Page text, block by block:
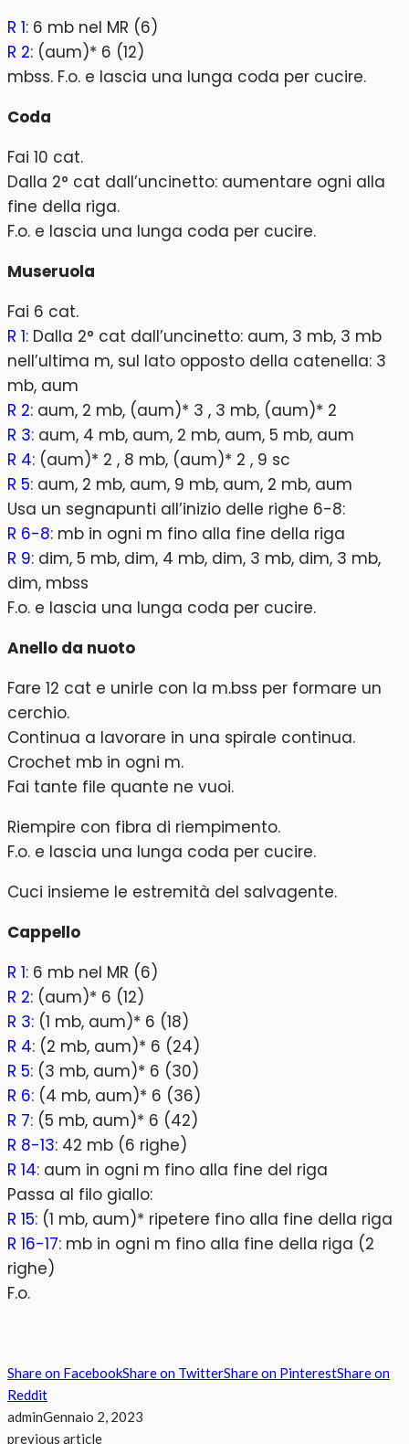
R 1: 6 mb nel MR (6)
R 2: (aum)* 6 (12)
mbss. F.o. e lascia una lunga coda per cucire.
Coda
Fai 10 cat.
Dalla 2° cat dall’uncinetto: aumentare ogni alla
fine della riga.
F.o. e lascia una lunga coda per cucire.
Museruola
Fai 6 cat.
R 1: Dalla 2° cat dall’uncinetto: aum, 3 mb, 3 mb
nell’ultima m, sul lato opposto della catenella: 3
mb, aum
R 2: aum, 2 mb, (aum)* 3 , 3 mb, (aum)* 2
R 3: aum, 4 mb, aum, 2 mb, aum, 5 mb, aum
R 4: (aum)* 2 , 8 mb, (aum)* 2 , 9 sc
R 5: aum, 2 mb, aum, 9 mb, aum, 2 mb, aum
Usa un segnapunti all’inizio delle righe 6-8:
R 6-8: mb in ogni m fino alla fine della riga
R 9: dim, 5 mb, dim, 4 mb, dim, 3 mb, dim, 3 mb,
dim, mbss
F.o. e lascia una lunga coda per cucire.
Anello da nuoto
Fare 12 cat e unirle con la m.bss per formare un
cerchio.
Continua a lavorare in una spirale continua.
Crochet mb in ogni m.
Fai tante file quante ne vuoi.
Riempire con fibra di riempimento.
F.o. e lascia una lunga coda per cucire.
Cuci insieme le estremità del salvagente.
Cappello
R 1: 6 mb nel MR (6)
R 2: (aum)* 6 (12)
R 3: (1 mb, aum)* 6 (18)
R 4: (2 mb, aum)* 6 (24)
R 5: (3 mb, aum)* 6 (30)
R 6: (4 mb, aum)* 6 (36)
R 7: (5 mb, aum)* 6 (42)
R 8-13: 42 mb (6 righe)
R 14: aum in ogni m fino alla fine del riga
Passa al filo giallo:
R 15: (1 mb, aum)* ripetere fino alla fine della riga
R 16-17: mb in ogni m fino alla fine della riga (2
righe)
F.o.
Share on FacebookShare on TwitterShare on PinterestShare on
Reddit
adminGennaio 2, 2023
previous article